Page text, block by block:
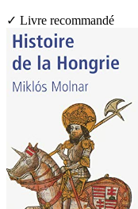
✓ Livre recommandé